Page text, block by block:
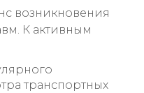
возникновения
К активным
транспортных